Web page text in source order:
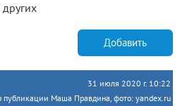
Добавить
31 июля 2020 г. 10:22
публикации Маша Правдина, фото: yandex.ru